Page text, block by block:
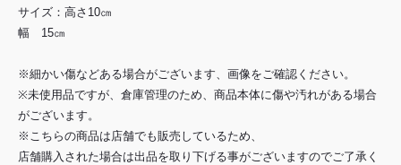
サイズ：高さ10㎝
幅 15㎝
※細かい傷などある場合がございます、画像をご確認ください。
※未使用品ですが、倉庫管理のため、商品本体に傷や汚れがある場合
がございます。
※こちらの商品は店舗でも販売しているため、
店舗購入された場合は出品を取り下げる事がございますのでご了承く